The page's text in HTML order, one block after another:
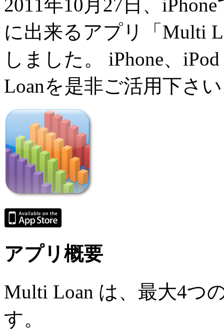
2011年10月27日、
に出来るアプリ「Multi
しました。 iPhone、
Loanを是非ご活用下さ
アプリ概要
Multi Loan は、最大4つ
す。